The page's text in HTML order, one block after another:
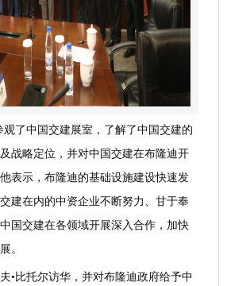
了中国交建展室，了解了中国交建的
战略定位，并对中国交建在布隆迪开
表示，布隆迪的基础设施建设快速发
建在内的中资企业不断努力、甘于奉
国交建在各领域开展深入合作，加快
。
比托尔访华，并对布隆迪政府给予中